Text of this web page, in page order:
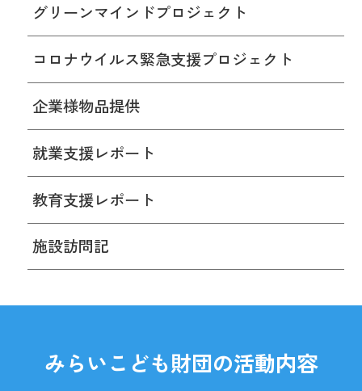
グリーンマインドプロジェクト
コロナウイルス緊急支援プロジェクト
企業様物品提供
就業支援レポート
教育支援レポート
施設訪問記
みらいこども財団の活動内容